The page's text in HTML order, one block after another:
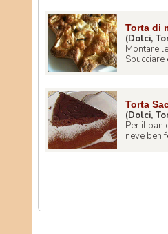
Torta di
(Dolci,
Montare
Sbucciare
Torta
(Dolci,
Per il pan
neve ben